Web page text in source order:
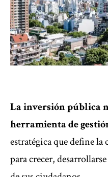
La inversión pública
herramienta de
estratégica que define la
para crecer,